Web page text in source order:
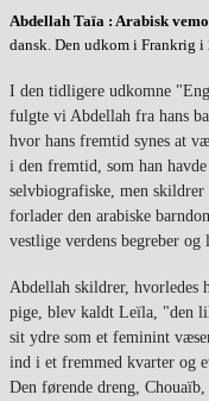
Abdellah Taïa : Arabisk
dansk. Den udkom i Frankrig
I den tidligere udkomne
fulgte vi Abdellah fra hans
hvor hans fremtid synes at
i den fremtid, som han
selvbiografiske, men skildrer
forlader den arabiske
vestlige verdens begreber og
Abdellah skildrer, hvorledes
pige, blev kaldt Leïla, "den
sit ydre som et feminint
ind i et fremmed kvarter og
Den førende dreng,